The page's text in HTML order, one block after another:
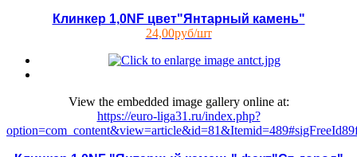
Клинкер 1,0NF цвет"Янтарный камень"
24,00руб/шт
View the embedded image gallery online at:
https://euro-liga31.ru/index.php?